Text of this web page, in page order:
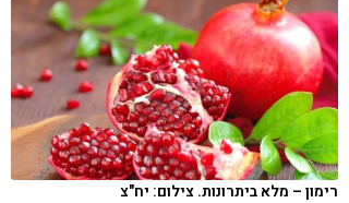
רימון – מלא ביתרונות. צילום: יח"צ